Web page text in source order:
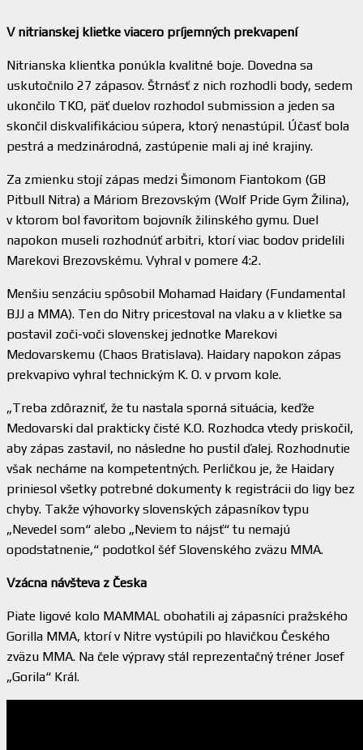
V nitrianskej klietke viacero príjemných prekvapení
Nitrianska klientka ponúkla kvalitné boje. Dovedna sa
uskutočnilo 27 zápasov. Štrnásť z nich rozhodli body, sedem
ukončilo TKO, päť duelov rozhodol submission a jeden sa
skončil diskvalifikáciou súpera, ktorý nenastúpil. Účasť bola
pestrá a medzinárodná, zastúpenie mali aj iné krajiny.
Za zmienku stojí zápas medzi Šimonom Fiantokom (GB
Pitbull Nitra) a Máriom Brezovským (Wolf Pride Gym Žilina),
v ktorom bol favoritom bojovník žilinského gymu. Duel
napokon museli rozhodnúť arbitri, ktorí viac bodov pridelili
Marekovi Brezovskému. Vyhral v pomere 4:2.
Menšiu senzáciu spôsobil Mohamad Haidary (Fundamental
BJJ a MMA). Ten do Nitry pricestoval na vlaku a v klietke sa
postavil zoči-voči slovenskej jednotke Marekovi
Medovarskemu (Chaos Bratislava). Haidary napokon zápas
prekvapivo vyhral technickým K. O. v prvom kole.
„Treba zdôrazniť, že tu nastala sporná situácia, keďže
Medovarski dal prakticky čisté K.O. Rozhodca vtedy priskočil,
aby zápas zastavil, no následne ho pustil ďalej. Rozhodnutie
však necháme na kompetentných. Perličkou je, že Haidary
priniesol všetky potrebné dokumenty k registrácii do ligy bez
chyby. Takže výhovorky slovenských zápasníkov typu
„Nevedel som“ alebo „Neviem to nájsť“ tu nemajú
opodstatnenie,“ podotkol šéf Slovenského zväzu MMA.
Vzácna návšteva z Česka
Piate ligové kolo MAMMAL obohatili aj zápasníci pražského
Gorilla MMA, ktorí v Nitre vystúpili po hlavičkou Českého
zväzu MMA. Na čele výpravy stál reprezentačný tréner Josef
„Gorila“ Král.